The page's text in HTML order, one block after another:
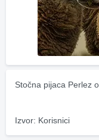
Stočna pijaca Perlez
Izvor: Korisnici